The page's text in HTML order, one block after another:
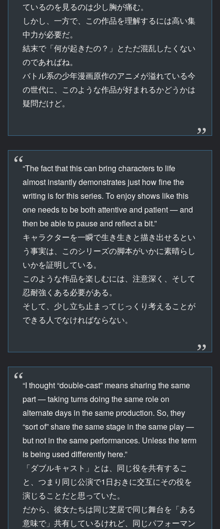
ているのを見るのは少し胸が痛む。
しかし、一方で、この作品を理解するには高い集
中力が必要だ。
結末で「何が起きたの？」とただ混乱したくない
のであればね。
バトル系の少年漫画原作のアニメが溢れている今
の世代に、このような作品が好まれるかどうかは
疑問だけど。
“The fact that this can bring characters to life
almost instantly demonstrates just how fine the
writing is for this series. To enjoy shows like this
one needs to be both attentive and patient — and
then be able to pause and reflect a bit.”
キャラクターを一瞬で生き生きと描き出せるとい
う事実は、このシリーズの脚本がいかに素晴らし
いかを証明している。
このような作品を楽しむには、注意深く、そして
忍耐強くある必要がある。
そして、少し立ち止まってじっくり考えることが
できる人でなければならない。
“I thought “double-cast” means sharing the same
part — taking turns doing the same role on
alternate days in the same production. So, they
“sort of” share the same stage in the same play —
but not in the same performances. Unless the term
is being used differently here.”
「ダブルキャスト」とは、同じ役を共有するこ
と、つまり同じ公演で1日おきに交互にその役を
演じることだと思っていた。
だから、彼女たちは同じ芝居で同じ舞台を「ある
意味で」共有しているけれど、同じパフォーマン